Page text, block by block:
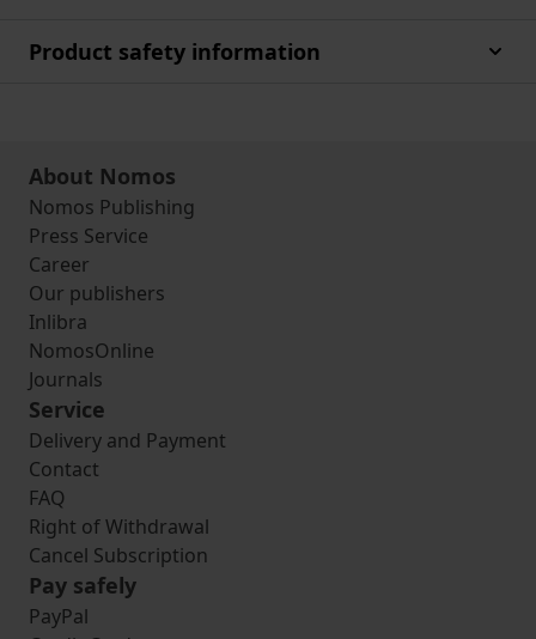
Product safety information
About Nomos
Nomos Publishing
Press Service
Career
Our publishers
Inlibra
NomosOnline
Journals
Service
Delivery and Payment
Contact
FAQ
Right of Withdrawal
Cancel Subscription
Pay safely
PayPal